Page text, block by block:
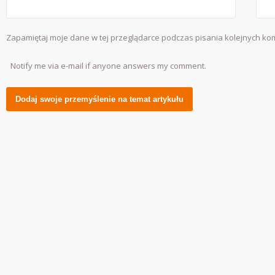
Zapamiętaj moje dane w tej przeglądarce podczas pisania kolejnych
Notify me via e-mail if anyone answers my comment.